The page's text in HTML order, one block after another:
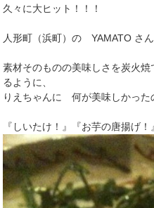
久々に大ヒット！！！
人形町（浜町）の YAMATO さん
素材そのものの美味しさを炭火
るように、
りえちゃんに 何が美味しかっ
『しいたけ！』『お芋の唐揚げ！